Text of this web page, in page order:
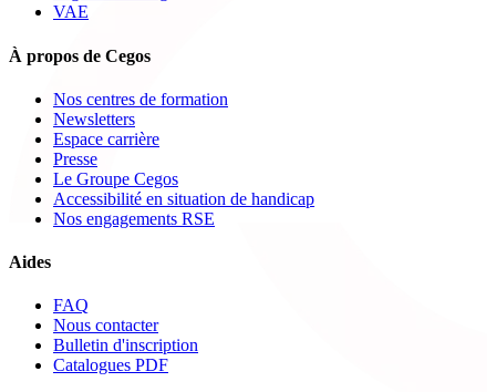
VAE
À propos de Cegos
Nos centres de formation
Newsletters
Espace carrière
Presse
Le Groupe Cegos
Accessibilité en situation de handicap
Nos engagements RSE
Aides
FAQ
Nous contacter
Bulletin d'inscription
Catalogues PDF